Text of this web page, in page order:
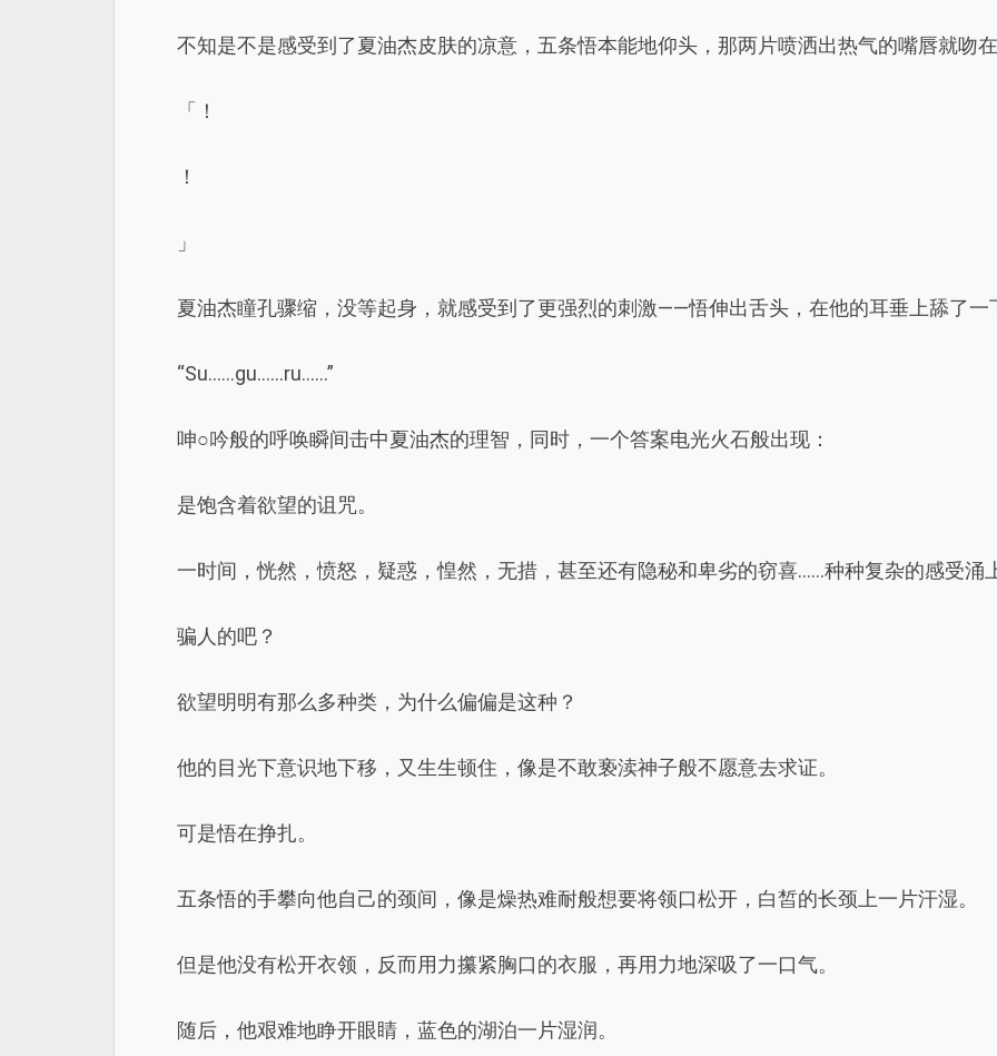
不知是不是感受到了夏油杰皮肤的凉意，五条悟本能地仰头，那两片喷洒出热气的嘴唇就吻
「！
！
」
夏油杰瞳孔骤缩，没等起身，就感受到了更强烈的刺激——悟伸出舌头，在他的耳垂上舔了一
“Su……gu……ru……”
呻○吟般的呼唤瞬间击中夏油杰的理智，同时，一个答案电光火石般出现：
是饱含着欲望的诅咒。
一时间，恍然，愤怒，疑惑，惶然，无措，甚至还有隐秘和卑劣的窃喜……种种复杂的感受涌
骗人的吧？
欲望明明有那么多种类，为什么偏偏是这种？
他的目光下意识地下移，又生生顿住，像是不敢亵渎神子般不愿意去求证。
可是悟在挣扎。
五条悟的手攀向他自己的颈间，像是燥热难耐般想要将领口松开，白皙的长颈上一片汗湿。
但是他没有松开衣领，反而用力攥紧胸口的衣服，再用力地深吸了一口气。
随后，他艰难地睁开眼睛，蓝色的湖泊一片湿润。